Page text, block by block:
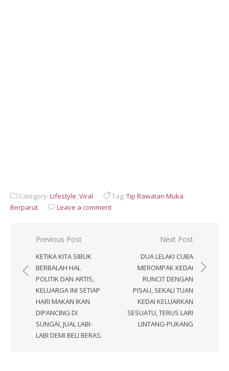
Category: Lifestyle,Viral Tag: Tip Rawatan Muka
Berparut
Leave a comment
Post
navigation
Previous Post
KETIKA KITA SIBUK
BERBALAH HAL
POLITIK DAN ARTIS,
KELUARGA INI SETIAP
HARI MAKAN IKAN
DIPANCING DI
SUNGAI, JUAL LABI-
LABI DEMI BELI BERAS.
Next Post
DUA LELAKI CUBA
MEROMPAK KEDAI
RUNCIT DENGAN
PISAU, SEKALI TUAN
KEDAI KELUARKAN
SESUATU, TERUS LARI
LINTANG-PUKANG